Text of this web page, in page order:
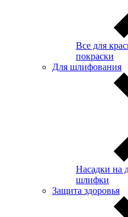
Все для
покраски
Для шлифования
Насадки на
шлифки
Защита здоровья